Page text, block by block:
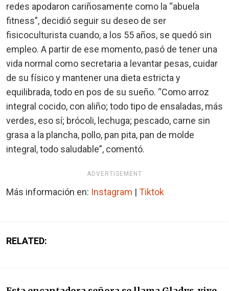
redes apodaron cariñosamente como la “abuela
fitness”, decidió seguir su deseo de ser
fisicoculturista cuando, a los 55 años, se quedó sin
empleo. A partir de ese momento, pasó de tener una
vida normal como secretaria a levantar pesas, cuidar
de su físico y mantener una dieta estricta y
equilibrada, todo en pos de su sueño. “Como arroz
integral cocido, con aliño; todo tipo de ensaladas, más
verdes, eso sí; brócoli, lechuga; pescado, carne sin
grasa a la plancha, pollo, pan pita, pan de molde
integral, todo saludable”, comentó.
ADVERTISEMENT
Más información en: Instagram | Tiktok
RELATED: